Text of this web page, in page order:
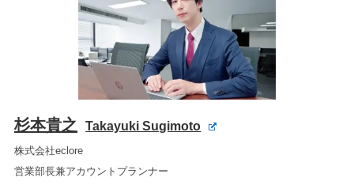
杉本貴之 Takayuki Sugimoto
株式会社eclore
営業部長兼アカウントプランナー